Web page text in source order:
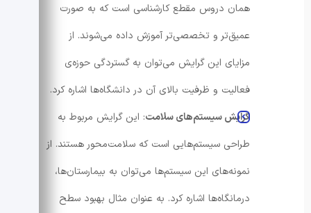
همان دروس مقطع کارشناسی است که به صورت
عمیق‌تر و تخصصی‌تر آموزش داده می‌شوند. از
مزایای این گرایش می‌توان به گستردگی حوزه‌‌ی
فعالیت و ظرفیت بالای آن در دانشگاه‌ها اشاره کرد.
گرایش سیستم‌های سلامت: این گرایش مربوط به
طراحی سیستم‌هایی است که سلامت‌محور هستند. از
نمونه‌های این سیستم‌ها می‌توان به بیمارستان‌ها،
درمانگاه‌ها اشاره کرد. به عنوان مثال بهبود سطح